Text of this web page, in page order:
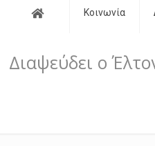
Αρχική Κοινωνία
Διαψεύδει ο